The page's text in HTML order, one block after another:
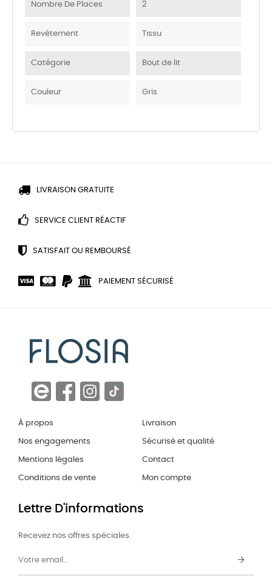
Nombre De Places 2
Revêtement Tissu
Catégorie Bout de lit
Couleur Gris
LIVRAISON GRATUITE
SERVICE CLIENT RÉACTIF
SATISFAIT OU REMBOURSÉ
PAIEMENT SÉCURISÉ
À propos
Nos engagements
Mentions légales
Conditions de vente
Livraison
Sécurisé et qualité
Contact
Mon compte
Lettre D'informations
Recevez nos offres spéciales.